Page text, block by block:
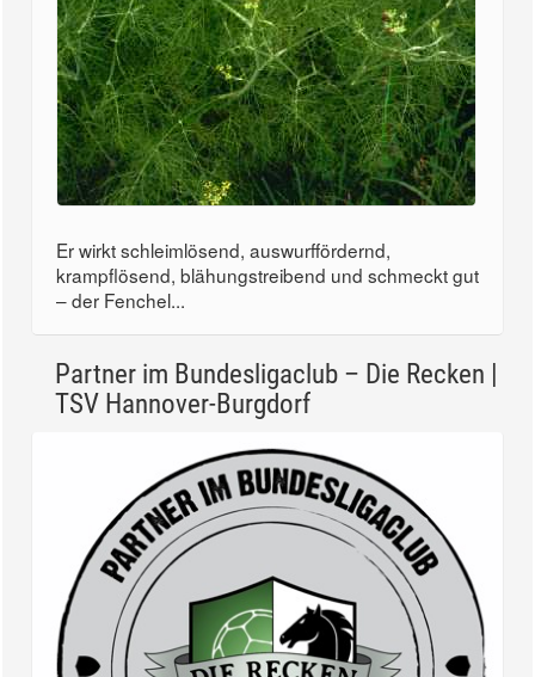
Er wirkt schleimlösend, auswurffördernd,
krampflösend, blähungstreibend und schmeckt gut
Partner im Bundesligaclub – Die Recken |
TSV Hannover-Burgdorf